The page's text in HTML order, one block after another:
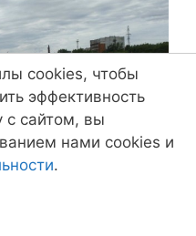
cookies, чтобы
эффективность
с сайтом, вы
нами cookies и
.